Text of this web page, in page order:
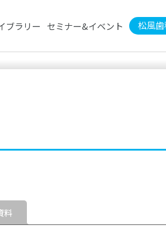
ブラリー セミナー&イベント 松風
イブラリー
料